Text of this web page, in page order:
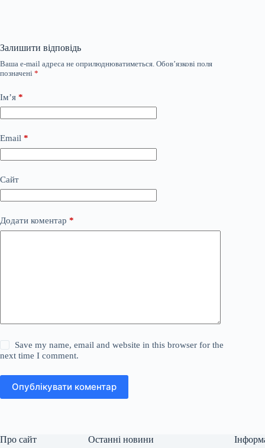
Залишити відповідь
Ваша e-mail адреса не оприлюднюватиметься. Обов’язкові поля
позначені *
Ім’я *
Email *
Сайт
Додати коментар *
Save my name, email and website in this browser for the
next time I comment.
Опублікувати коментар
Про сайт Останні новини